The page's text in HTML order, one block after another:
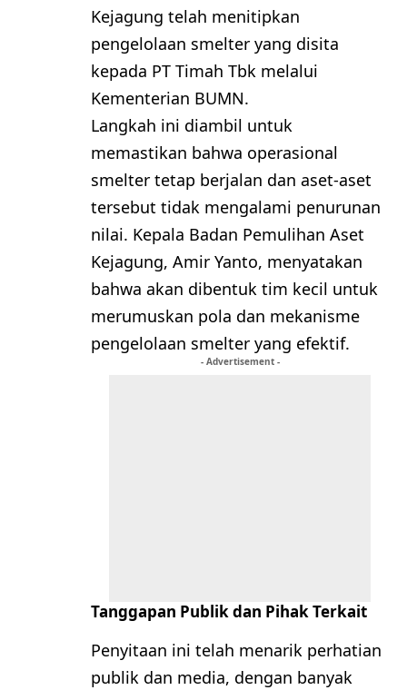
Kejagung telah menitipkan
pengelolaan smelter yang disita
kepada PT Timah Tbk melalui
Kementerian BUMN.
Langkah ini diambil untuk
memastikan bahwa operasional
smelter tetap berjalan dan aset-aset
tersebut tidak mengalami penurunan
nilai. Kepala Badan Pemulihan Aset
Kejagung, Amir Yanto, menyatakan
bahwa akan dibentuk tim kecil untuk
merumuskan pola dan mekanisme
pengelolaan smelter yang efektif.
- Advertisement -
Tanggapan Publik dan Pihak Terkait
Penyitaan ini telah menarik perhatian
publik dan media, dengan banyak